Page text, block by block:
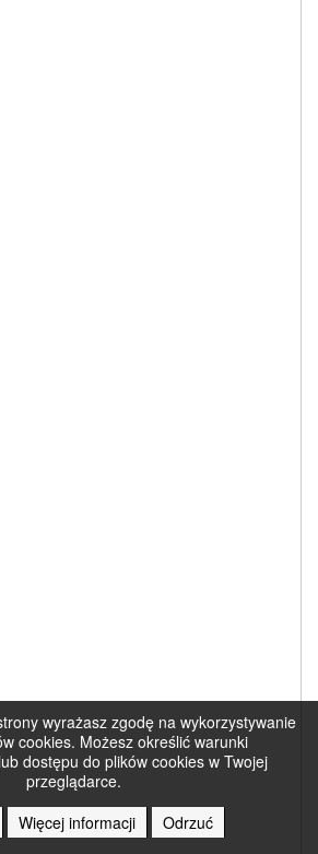
wyrażasz zgodę na wykorzystywanie
cookies. Możesz określić warunki
dostępu do plików cookies w Twojej
przeglądarce.
Więcej informacji Odrzuć